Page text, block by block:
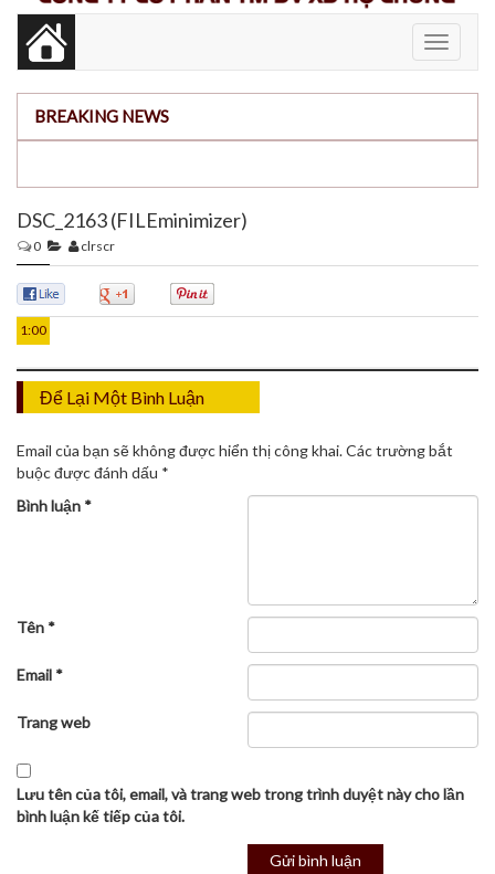
Toggle
BREAKING NEWS
DSC_2163 (FILEminimizer)
0
clrscr
TH12
1:00
Để Lại Một Bình Luận
Email của bạn sẽ không được hiển thị công khai.Các trường bắt
buộc được đánh dấu *
Bình luận *
Tên *
Email *
Trang web
Lưu tên của tôi, email, và trang web trong trình duyệt này cho lần
bình luận kế tiếp của tôi.